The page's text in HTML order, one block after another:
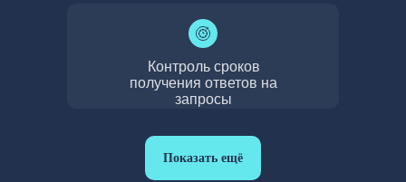
Контроль сроков
получения ответов на
запросы
Показать ещё